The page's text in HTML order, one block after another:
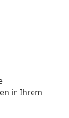
in Ihrem